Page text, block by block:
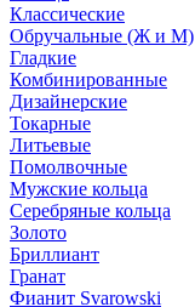
Классические
Обручальные (Ж и М)
Гладкие
Комбинированные
Дизайнерские
Токарные
Литьевые
Помолвочные
Мужские кольца
Серебряные кольца
Золото
Бриллиант
Гранат
Фианит Svarowski